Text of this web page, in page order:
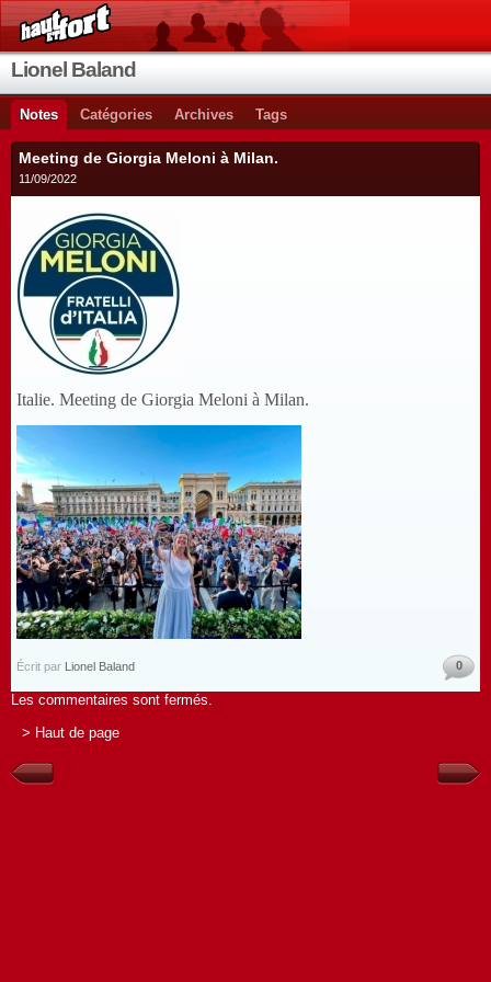
Lionel Baland
Notes Catégories Archives Tags
Meeting de Giorgia Meloni à Milan.
11/09/2022
Italie. Meeting de Giorgia Meloni à Milan.
Écrit par Lionel Baland 0
Les commentaires sont fermés.
> Haut de page